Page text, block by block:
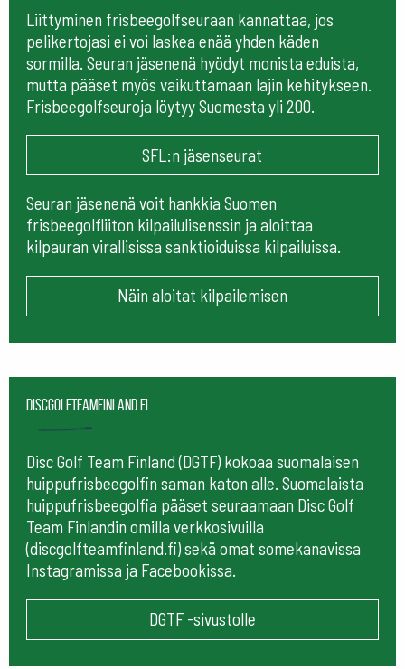
Liittyminen frisbeegolfseuraan kannattaa, jos
pelikertojasi ei voi laskea enää yhden käden
sormilla. Seuran jäsenenä hyödyt monista eduista,
mutta pääset myös vaikuttamaan lajin kehitykseen.
Frisbeegolfseuroja löytyy Suomesta yli 200.
SFL:n jäsenseurat
Seuran jäsenenä voit hankkia Suomen
frisbeegolfliiton kilpailulisenssin ja aloittaa
kilpauran virallisissa sanktioiduissa kilpailuissa.
Näin aloitat kilpailemisen
Discgolfteamfinland.fi
Disc Golf Team Finland (DGTF) kokoaa suomalaisen
huippufrisbeegolfin saman katon alle. Suomalaista
huippufrisbeegolfia pääset seuraamaan Disc Golf
Team Finlandin omilla verkkosivuilla
(discgolfteamfinland.fi) sekä omat somekanavissa
Instagramissa ja Facebookissa.
DGTF -sivustolle